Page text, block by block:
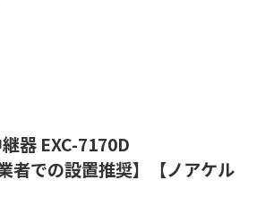
器 EXC-7170D
者での設置推奨】【ノアケル